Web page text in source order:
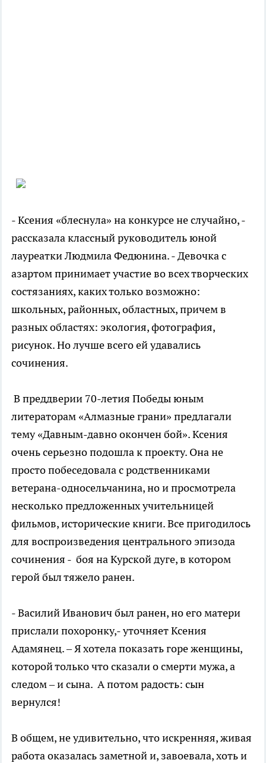
- Ксения «блеснула» на конкурсе не случайно, -
рассказала классный руководитель юной
лауреатки Людмила Федюнина. - Девочка с
азартом принимает участие во всех творческих
состязаниях, каких только возможно:
школьных, районных, областных, причем в
разных областях: экология, фотография,
рисунок. Но лучше всего ей удавались
сочинения.
В преддверии 70-летия Победы юным
литераторам «Алмазные грани» предлагали
тему «Давным-давно окончен бой». Ксения
очень серьезно подошла к проекту. Она не
просто побеседовала с родственниками
ветерана-односельчанина, но и просмотрела
несколько предложенных учительницей
фильмов, исторические книги. Все пригодилось
для воспроизведения центрального эпизода
сочинения - боя на Курской дуге, в котором
герой был тяжело ранен.
- Василий Иванович был ранен, но его матери
прислали похоронку,- уточняет Ксения
Адамянец. – Я хотела показать горе женщины,
которой только что сказали о смерти мужа, а
следом – и сына. А потом радость: сын
вернулся!
В общем, не удивительно, что искренняя, живая
работа оказалась заметной и, завоевала, хоть и